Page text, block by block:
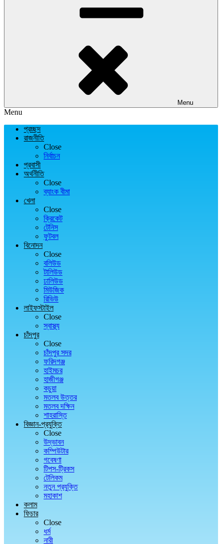
Menu
Menu
প্রচ্ছদ
রাজনীতি
Close
নির্বাচন
প্রবাসী
অর্থনীতি
Close
ব্যাংক বীমা
খেলা
Close
ক্রিকেট
টেনিস
ফুটবল
বিনোদন
Close
বলিউড
টালিউড
ঢালিউড
মিউজিক
রিভিউ
লাইফস্টাইল
Close
স্বাস্থ্য
চাঁদপুর
Close
চাঁদপুর সদর
ফরিদগঞ্জ
হাইমচর
হাজীগঞ্জ
কচুয়া
মতলব উত্তর
মতলব দক্ষিন
শাহরাস্তি
বিজ্ঞান-প্রযুক্তি
Close
উদ্ভাবন
কম্পিউটার
গবেষণা
টিপস-ট্রিকস
টেলিকম
নতুন প্রযুক্তি
মহাকাশ
কলাম
ফিচার
Close
ধর্ম
নারী